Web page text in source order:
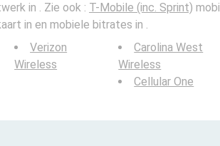
in . Zie ook : T-Mobile (inc. Sprint)
in en mobiele bitrates in .
Verizon
Wireless
Carolina West
Wireless
Cellular One